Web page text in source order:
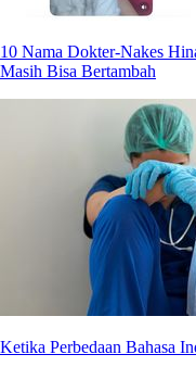
10 Nama Dokter-Nakes
Masih Bisa Bertambah
Ketika Perbedaan Bahasa